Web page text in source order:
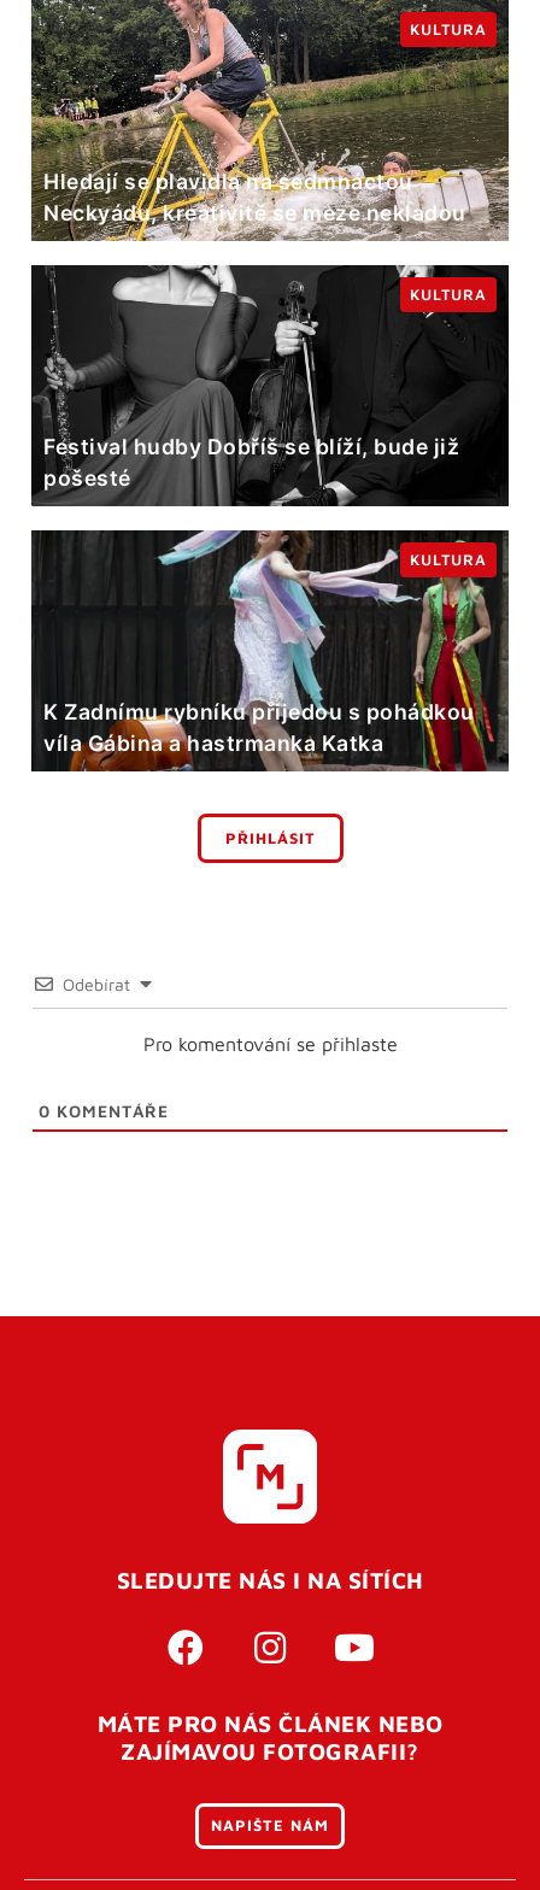
Hledají se plavidla na sedmnáctou
Neckyádu, kreativitě se meze nekladou
KULTURA
Festival hudby Dobříš se blíží, bude již
pošesté
KULTURA
K Zadnímu rybníku přijedou s pohádkou
víla Gábina a hastrmanka Katka
KULTURA
PŘIHLÁSIT
Odebírat
Pro komentování se přihlaste
0 KOMENTÁŘE
SLEDUJTE NÁS I NA SÍTÍCH
MÁTE PRO NÁS ČLÁNEK NEBO
ZAJÍMAVOU FOTOGRAFII?
NAPIŠTE NÁM